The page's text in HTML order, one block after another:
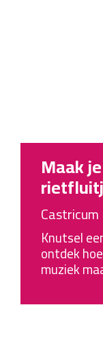
Maak
Castricum
Knutsel
ontdek
muziek